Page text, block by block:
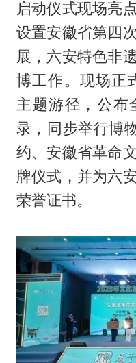
启动仪式现场亮
设置安徽省第四
展，六安特色非
博工作。现场正
主题游径，公布
录，同步举行博
约、安徽省革命
牌仪式，并为六
荣誉证书。